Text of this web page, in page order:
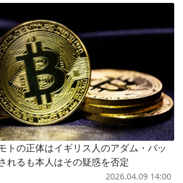
トの正体はイギリス人のアダム・バッ
れるも本人はその疑惑を否定
2026.04.09 14:00